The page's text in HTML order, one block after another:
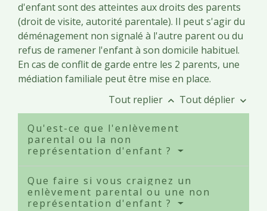
d'enfant sont des atteintes aux droits des parents
(droit de visite, autorité parentale). Il peut s'agir du
déménagement non signalé à l'autre parent ou du
refus de ramener l'enfant à son domicile habituel.
En cas de conflit de garde entre les 2 parents, une
médiation familiale peut être mise en place.
Tout replier keyboard_arrow_up Tout déplier keyboard_arrow_down
Qu'est-ce que l'enlèvement
parental ou la non
représentation d'enfant ?
Que faire si vous craignez un
enlèvement parental ou une non
représentation d'enfant ?